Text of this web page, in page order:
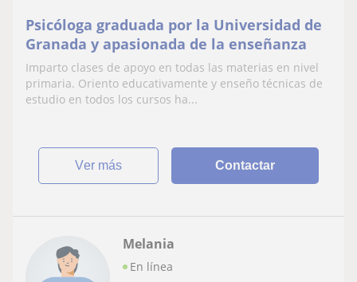
Psicóloga graduada por la Universidad de
Granada y apasionada de la enseñanza
Imparto clases de apoyo en todas las materias en nivel
primaria. Oriento educativamente y enseño técnicas de
estudio en todos los cursos ha...
ver más Contactar
Melania
En línea